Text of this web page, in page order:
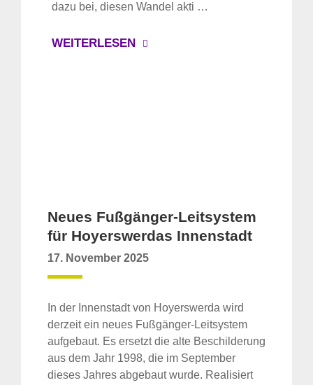
dazu bei, diesen Wandel akti …
WEITERLESEN
Neues Fußgänger-Leitsystem
für Hoyerswerdas Innenstadt
17. November 2025
In der Innenstadt von Hoyerswerda wird
derzeit ein neues Fußgänger-Leitsystem
aufgebaut. Es ersetzt die alte Beschilderung
aus dem Jahr 1998, die im September
dieses Jahres abgebaut wurde. Realisiert